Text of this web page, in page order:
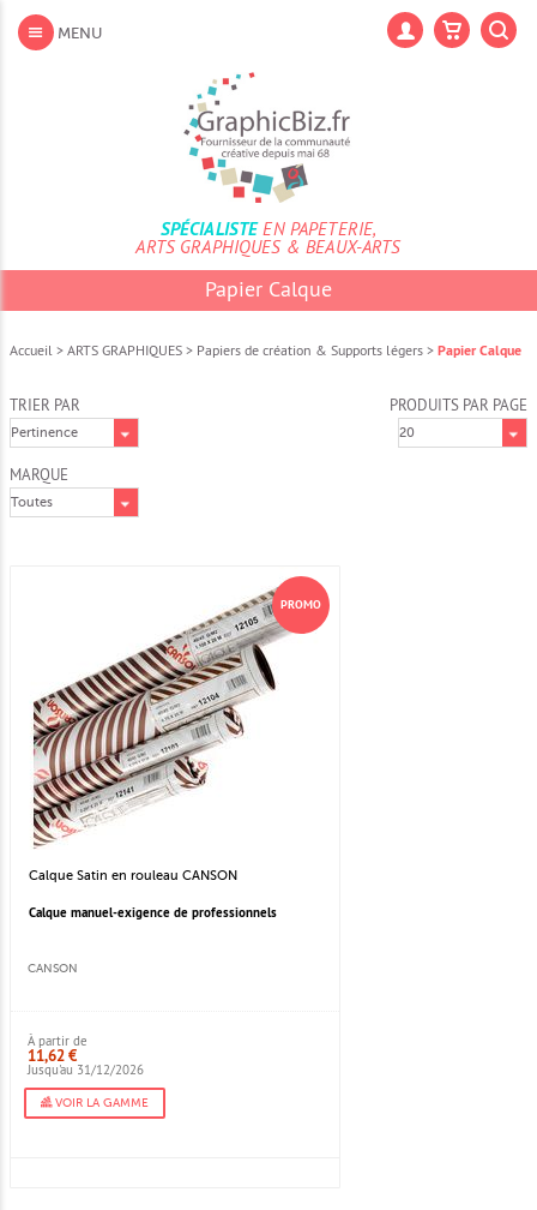
contenu
Aller
MENU
SPÉCIALISTEEN PAPETERIE,
ARTS GRAPHIQUES & BEAUX-ARTS
Papier Calque
Accueil > ARTS GRAPHIQUES > Papiers de création & Supports légers > Papier Calque
TRIER PAR
MARQUE
PRODUITS PAR PAGE
PROMO
Calque Satin en rouleau CANSON
Calque manuel-exigence de professionnels
CANSON
À partir de
11,62 €
Jusqu'au 31/12/2026
VOIR LA GAMME